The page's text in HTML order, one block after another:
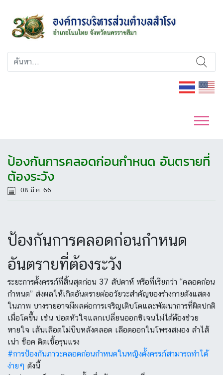
ป้องกันการคลอดก่อนกำหนด อันตรายที่
ต้องระวัง
08 มี.ค. 66
ป้องกันการคลอดก่อนกำหนด
อันตรายที่ต้องระวัง
ระยะการตั้งครรภ์ที่สิ้นสุดก่อน 37 สัปดาห์ หรือที่เรียกว่า “คลอดก่อน
กำหนด” ส่งผลให้เกิดอันตรายต่ออวัยวะสำคัญของร่างกายดังแสดง
ในภาพ บางรายอาจมีผลต่อการเจริญเติบโตและพัฒนาการที่ผิดปกติ
เมื่อโตขึ้น เช่น ปอดหัวใจแลกเปลี่ยนออกซิเจนไม่ได้ต้องช่วย
หายใจ เส้นเลือดไม่บีบหลังคลอด เลือดออกในโพรงสมอง ลำไส้
เน่า ช็อค ติดเชื้อรุนแรง
#การป้องกันภาวะคลอดก่อนกำหนดในหญิงตั้งครรภ์สามารถทำได้
ง่ายๆ ดังนี้